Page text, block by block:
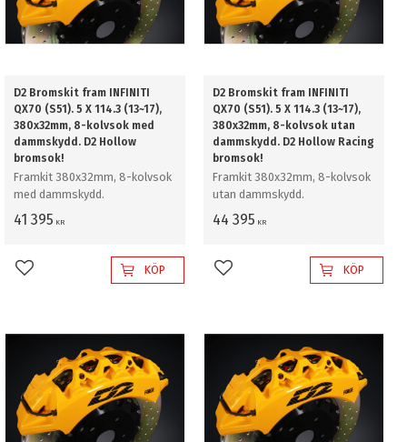
D2 Bromskit fram INFINITI
QX70 (S51). 5 X 114.3 (13~17),
380x32mm, 8-kolvsok med
dammskydd. D2 Hollow
bromsok!
Framkit 380x32mm, 8-kolvsok
med dammskydd.
41 395 KR
Lägg till i favoriterKÖP
D2 Bromskit fram INFINITI
QX70 (S51). 5 X 114.3 (13~17),
380x32mm, 8-kolvsok utan
dammskydd. D2 Hollow Racing
bromsok!
Framkit 380x32mm, 8-kolvsok
utan dammskydd.
44 395 KR
Lägg till i favoriterKÖP